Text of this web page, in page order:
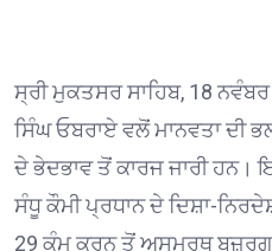
ਸ੍ਰੀ ਮੁਕਤਸਰ ਸਾਹਿਬ, 18
ਸਿੰਘ ਓਬਰਾਏ ਵਲੋਂ ਮਾਨਵਤਾ ਦੀ
ਦੇ ਭੇਦਭਾਵ ਤੋਂ ਕਾਰਜ ਜਾਰੀ ਹਨ।
ਸੰਧੂ ਕੌਮੀ ਪ੍ਰਧਾਨ ਦੇ ਦਿਸ਼ਾ-
29 ਕੰਮ ਕਰਨ ਤੋਂ ਅਸਮਰਥ ਬਜ਼ੁਰਗਾਂ